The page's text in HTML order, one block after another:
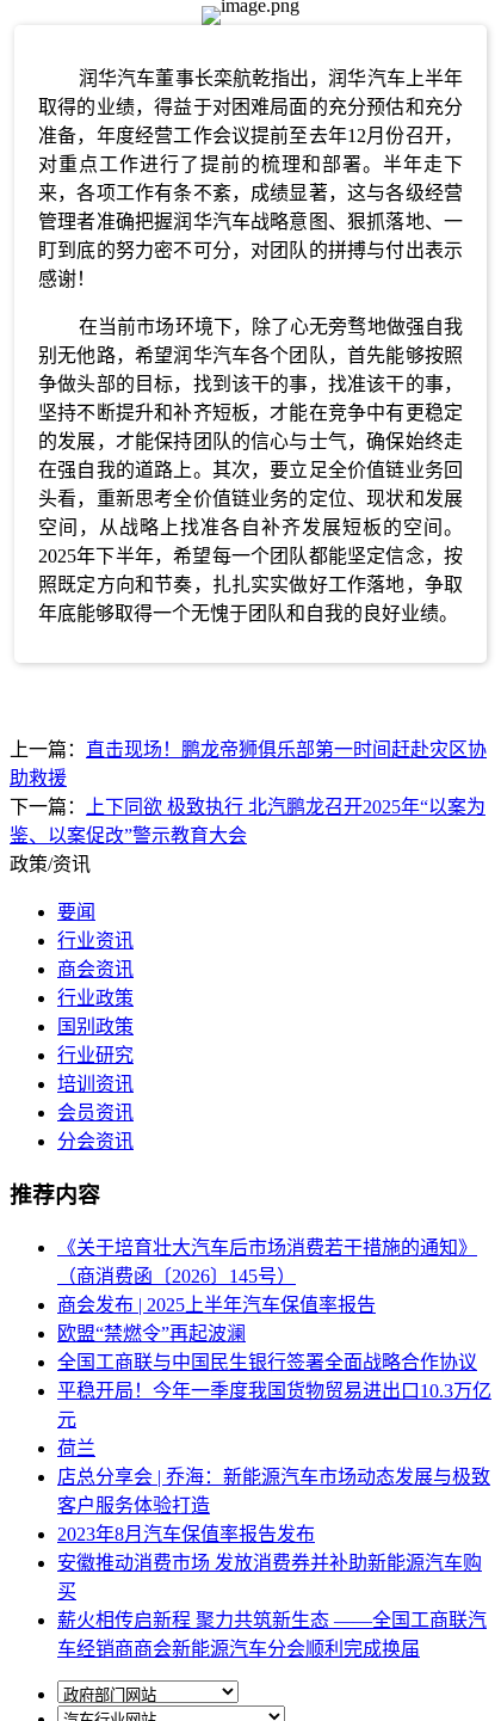
润华汽车董事长栾航乾指出，润华汽车上半年
取得的业绩，得益于对困难局面的充分预估和充分
准备，年度经营工作会议提前至去年12月份召开，
对重点工作进行了提前的梳理和部署。半年走下
来，各项工作有条不紊，成绩显著，这与各级经营
管理者准确把握润华汽车战略意图、狠抓落地、一
盯到底的努力密不可分，对团队的拼搏与付出表示
感谢！
在当前市场环境下，除了心无旁骛地做强自我
别无他路，希望润华汽车各个团队，首先能够按照
争做头部的目标，找到该干的事，找准该干的事，
坚持不断提升和补齐短板，才能在竞争中有更稳定
的发展，才能保持团队的信心与士气，确保始终走
在强自我的道路上。其次，要立足全价值链业务回
头看，重新思考全价值链业务的定位、现状和发展
空间，从战略上找准各自补齐发展短板的空间。
2025年下半年，希望每一个团队都能坚定信念，按
照既定方向和节奏，扎扎实实做好工作落地，争取
年底能够取得一个无愧于团队和自我的良好业绩。
上一篇： 直击现场！鹏龙帝狮俱乐部第一时间赶赴灾区协
助救援
下一篇：
上下同欲 极致执行 北汽鹏龙召开2025年“以案为
鉴、以案促改”警示教育大会
政策/资讯
要闻
行业资讯
商会资讯
行业政策
国别政策
行业研究
培训资讯
会员资讯
分会资讯
推荐内容
《关于培育壮大汽车后市场消费若干措施的通知》
（商消费函〔2026〕145号）
商会发布 | 2025上半年汽车保值率报告
欧盟“禁燃令”再起波澜
全国工商联与中国民生银行签署全面战略合作协议
平稳开局！今年一季度我国货物贸易进出口10.3万亿
元
荷兰
店总分享会 | 乔海：新能源汽车市场动态发展与极致
客户服务体验打造
2023年8月汽车保值率报告发布
安徽推动消费市场 发放消费券并补助新能源汽车购
买
薪火相传启新程 聚力共筑新生态 ——全国工商联汽
车经销商商会新能源汽车分会顺利完成换届